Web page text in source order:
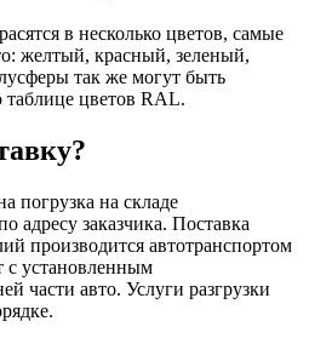
в несколько цветов, самые
желтый, красный, зеленый,
так же могут быть
цветов RAL.
погрузка на складе
адресу заказчика. Поставка
производится автотранспортом
с установленным
части авто. Услуги разгрузки